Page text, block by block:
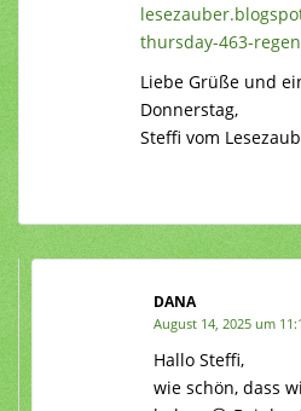
thursday-463-
Liebe Grüße und
Donnerstag,
Steffi vom
DANA
August 14, 2025 um
Hallo Steffi,
wie schön, dass